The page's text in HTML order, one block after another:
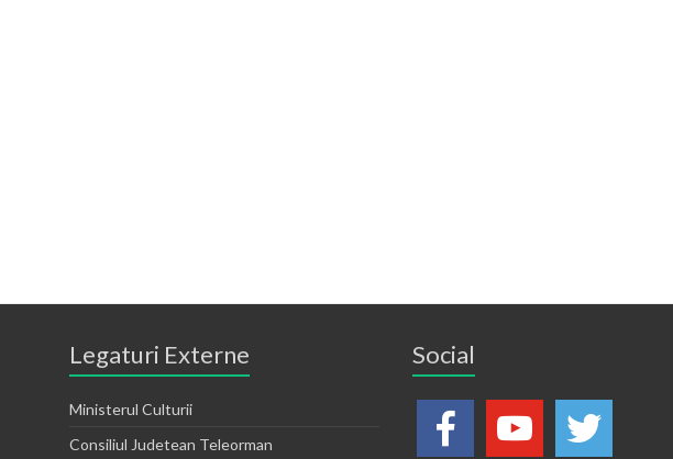
Legaturi Externe
Ministerul Culturii
Consiliul Judetean Teleorman
Social